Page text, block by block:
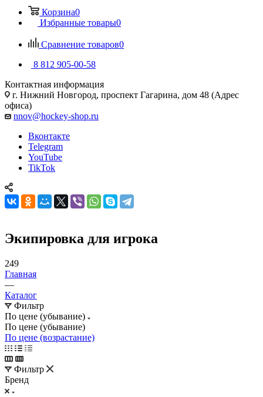
Корзина0
Избранные товары0
Сравнение товаров0
8 812 905-00-58
Контактная информация
г. Нижний Новгород, проспект Гагарина, дом 48 (Адрес
офиса)
nnov@hockey-shop.ru
Вконтакте
Telegram
YouTube
TikTok
Экипировка для игрока
249
Главная
—
Каталог
Фильтр
По цене (убывание)
По цене (убывание)
По цене (возрастание)
Фильтр
Бренд